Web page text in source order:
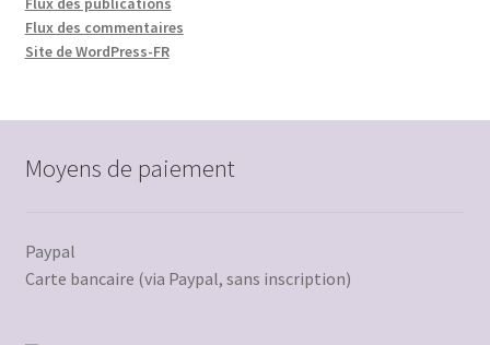
Flux des commentaires
Site de WordPress-FR
Moyens de paiement
Paypal
Carte bancaire (via Paypal, sans inscription)